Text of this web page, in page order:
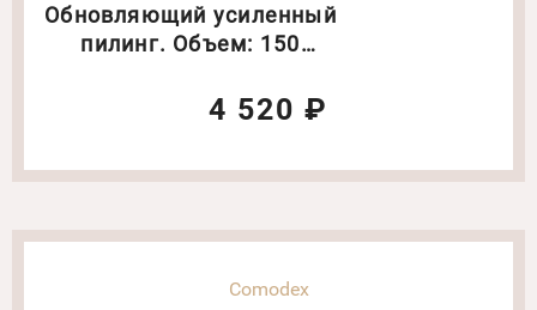
Обновляющий усиленный
пилинг. Объем: 150
4 520 ₽
Comodex